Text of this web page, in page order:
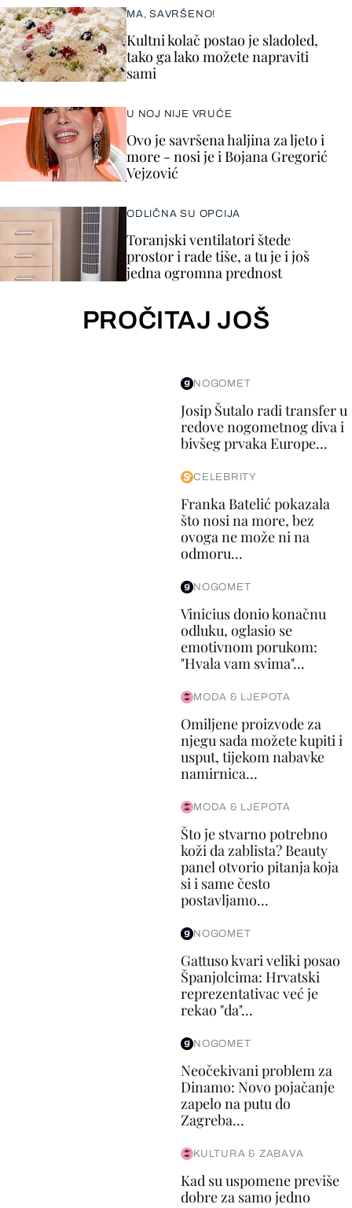
MA, SAVRŠENO!
Kultni kolač postao je sladoled,
tako ga lako možete napraviti
sami
U NOJ NIJE VRUĆE
Ovo je savršena haljina za ljeto i
more - nosi je i Bojana Gregorić
Vejzović
ODLIČNA SU OPCIJA
Toranjski ventilatori štede
prostor i rade tiše, a tu je i još
jedna ogromna prednost
PROČITAJ JOŠ
NOGOMET
Josip Šutalo radi transfer u
redove nogometnog diva i
bivšeg prvaka Europe...
CELEBRITY
Franka Batelić pokazala
što nosi na more, bez
ovoga ne može ni na
odmoru...
NOGOMET
Vinicius donio konačnu
odluku, oglasio se
emotivnom porukom:
"Hvala vam svima"...
MODA & LJEPOTA
Omiljene proizvode za
njegu sada možete kupiti i
usput, tijekom nabavke
namirnica...
MODA & LJEPOTA
Što je stvarno potrebno
koži da zablista? Beauty
panel otvorio pitanja koja
si i same često
postavljamo...
NOGOMET
Gattuso kvari veliki posao
Španjolcima: Hrvatski
reprezentativac već je
rekao "da"...
NOGOMET
Neočekivani problem za
Dinamo: Novo pojačanje
zapelo na putu do
Zagreba...
KULTURA & ZABAVA
Kad su uspomene previše
dobre za samo jedno